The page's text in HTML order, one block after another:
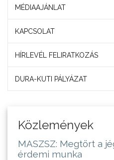
MÉDIAAJÁNLAT
KAPCSOLAT
HÍRLEVÉL FELIRATKOZÁS
DURA-KUTI PÁLYÁZAT
Közlemények
MASZSZ: Megtört a
érdemi munka